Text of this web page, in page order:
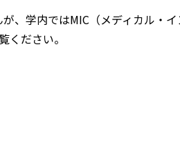
、学内ではMIC（メディカル・
ください。